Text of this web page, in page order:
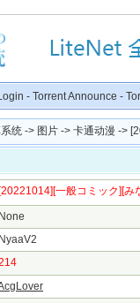
- Torrent Announce -
统 -> 图片 -> 卡通动漫 ->
[20221014][一般コミック][み